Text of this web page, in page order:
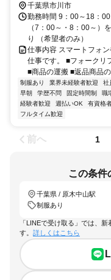
千葉県市川市
勤務時間 9：00～18：
（7：00～・8：00～）
り （希望者のみ）
仕事内容 スマートフォ
仕事です。 ■フォークリ
■商品の運搬 ■返品商品
制服あり 業界未経験者歓迎 社
早朝
学歴不問 固定時間制 職
経験者歓迎
週払いOK 有資格
フルタイム歓迎
前へ 1
この条件
千葉県 / 原木中山駅
制服あり
「LINEで受け取る」では、
す。 詳しくはこちら